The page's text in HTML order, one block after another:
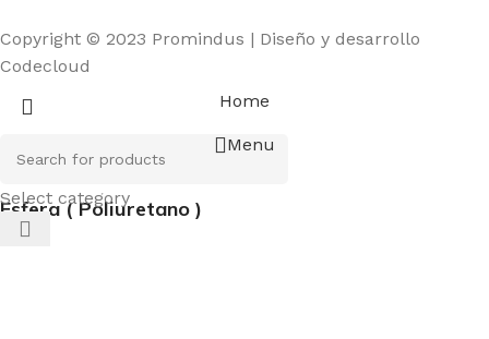
Copyright © 2023 Promindus | Diseño y desarrollo
Codecloud
Select category
Home
Menu
Esfera ( Poliuretano )